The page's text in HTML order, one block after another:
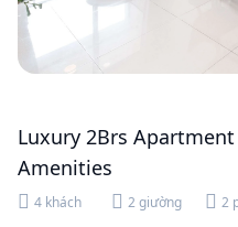
Luxury 2Brs
Amenities
4 khách 2 giường 2